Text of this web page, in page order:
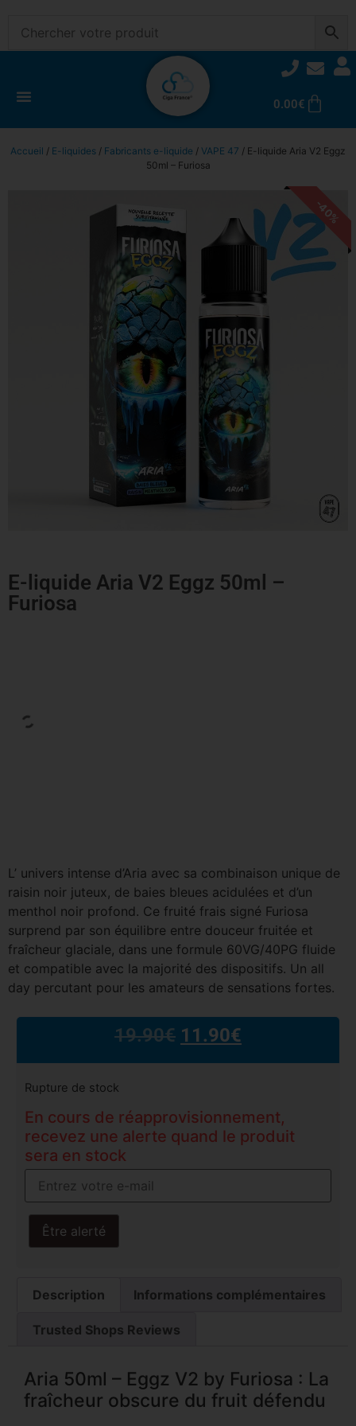
0.00€
Accueil / E-liquides / Fabricants e-liquide / VAPE 47 / E-liquide Aria V2 Eggz
50ml – Furiosa
-40%
E-liquide Aria V2 Eggz 50ml –
Furiosa
L’ univers intense d’Aria avec sa combinaison unique de
raisin noir juteux, de baies bleues acidulées et d’un
menthol noir profond. Ce fruité frais signé Furiosa
surprend par son équilibre entre douceur fruitée et
fraîcheur glaciale, dans une formule 60VG/40PG fluide
et compatible avec la majorité des dispositifs. Un all
day percutant pour les amateurs de sensations fortes.
19.90€ 11.90€
Rupture de stock
En cours de réapprovisionnement,
recevez une alerte quand le produit
sera en stock
Être alerté
Description Informations complémentaires
Trusted Shops Reviews
Aria 50ml – Eggz V2 by Furiosa : La
fraîcheur obscure du fruit défendu